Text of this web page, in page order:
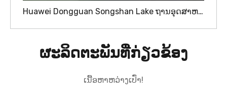
Huawei Dongguan Songshan Lake ຖານ​ອຸດ​ສາ​ຫະ​ກໍາ​
ຜະລິດຕະພັນທີ່ກ່ຽວຂ້ອງ
ເນື້ອຫາຫວ່າງເປົ່າ!